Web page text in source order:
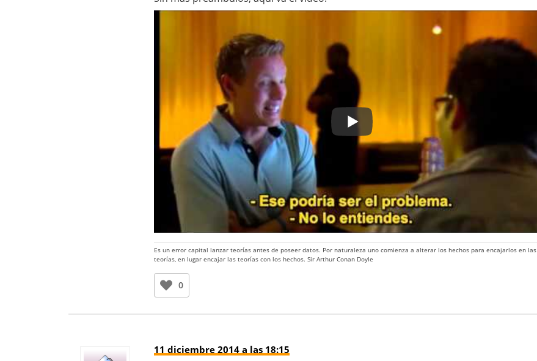
Es un error capital lanzar teorías antes de poseer datos. Por naturaleza uno comienza a alterar los hechos para encajarlos en las
teorías, en lugar encajar las teorías con los hechos. Sir Arthur Conan Doyle
0
11 diciembre 2014 a las 18:15